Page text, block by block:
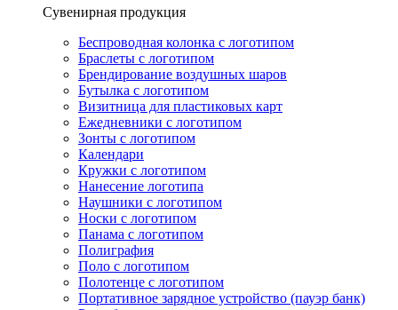
Сувенирная продукция
Беспроводная колонка с логотипом
Браслеты с логотипом
Брендирование воздушных шаров
Бутылка с логотипом
Визитница для пластиковых карт
Ежедневники с логотипом
Зонты с логотипом
Календари
Кружки с логотипом
Нанесение логотипа
Наушники с логотипом
Носки с логотипом
Панама с логотипом
Полиграфия
Поло с логотипом
Полотенце с логотипом
Портативное зарядное устройство (пауэр банк)